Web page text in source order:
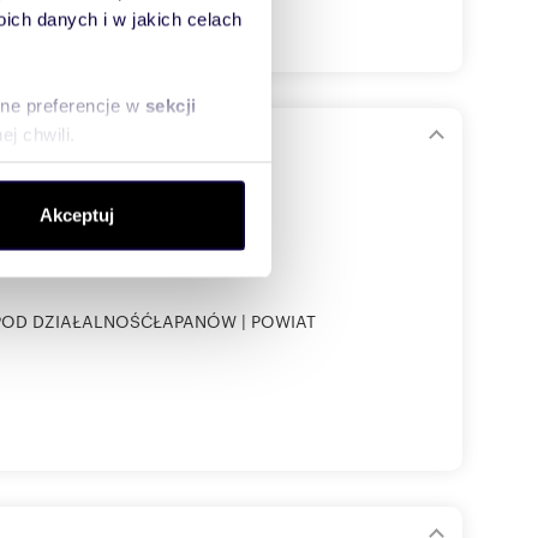
danych i w jakich celach
preferencje w sekcji
chwili.
społecznościowym,
od Ciebie lub
Akceptuj
medyczną
DZIAŁALNOŚĆŁAPANÓW | POWIAT